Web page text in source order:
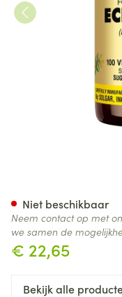
€ 22,65
Niet beschikbaar
Neem contact op met
we samen de
Bekijk alle